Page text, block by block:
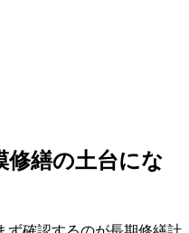
修繕の土台にな